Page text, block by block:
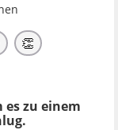
👏
es zu einem